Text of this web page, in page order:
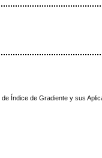
Índice de Gradiente y sus